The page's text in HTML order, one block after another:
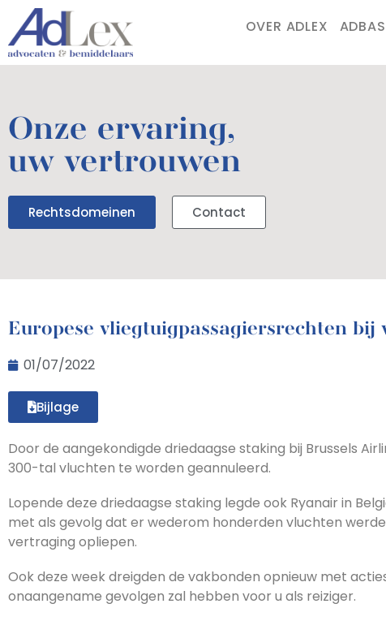
OVER ADLEX
Onze ervaring,
uw vertrouwen
Rechtsdomeinen Contact
Europese vliegtuigpassagiersrechten
01/07/2022
Bijlage
Door de aangekondigde driedaagse staking bij Brussels
300-tal vluchten te worden geannuleerd.
Lopende deze driedaagse staking legde ook Ryanair in
met als gevolg dat er wederom honderden vluchten
vertraging opliepen.
Ook deze week dreigden de vakbonden opnieuw met
onaangename gevolgen zal hebben voor u als reiziger.